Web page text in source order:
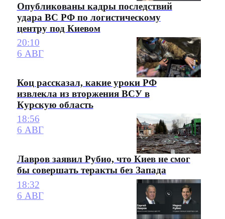
Опубликованы кадры последствий
удара ВС РФ по логистическому
центру под Киевом
20:10
6 АВГ
Коц рассказал, какие уроки РФ
извлекла из вторжения ВСУ в
Курскую область
18:56
6 АВГ
Лавров заявил Рубио, что Киев не смог
бы совершать теракты без Запада
18:32
6 АВГ